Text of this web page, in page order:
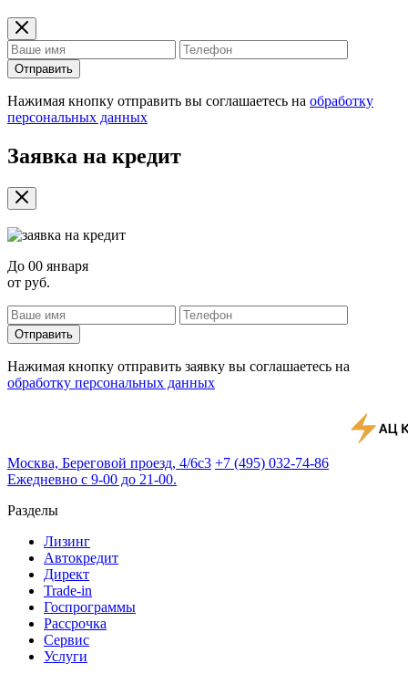
Отправить
Нажимая кнопку отправить вы соглашаетесь на обработку
персональных данных
Заявка на кредит
До 00 января
от руб.
Отправить
Нажимая кнопку отправить заявку вы соглашаетесь на
обработку персональных данных
Москва, Береговой проезд, 4/6с3 +7 (495) 032-74-86
Ежедневно с 9-00 до 21-00.
Разделы
Лизинг
Автокредит
Директ
Trade-in
Госпрограммы
Рассрочка
Сервис
Услуги